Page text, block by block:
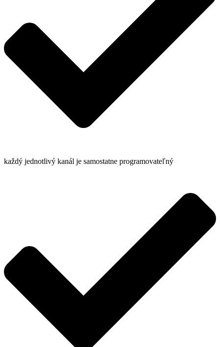
každý jednotlivý kanál je samostatne programovateľný